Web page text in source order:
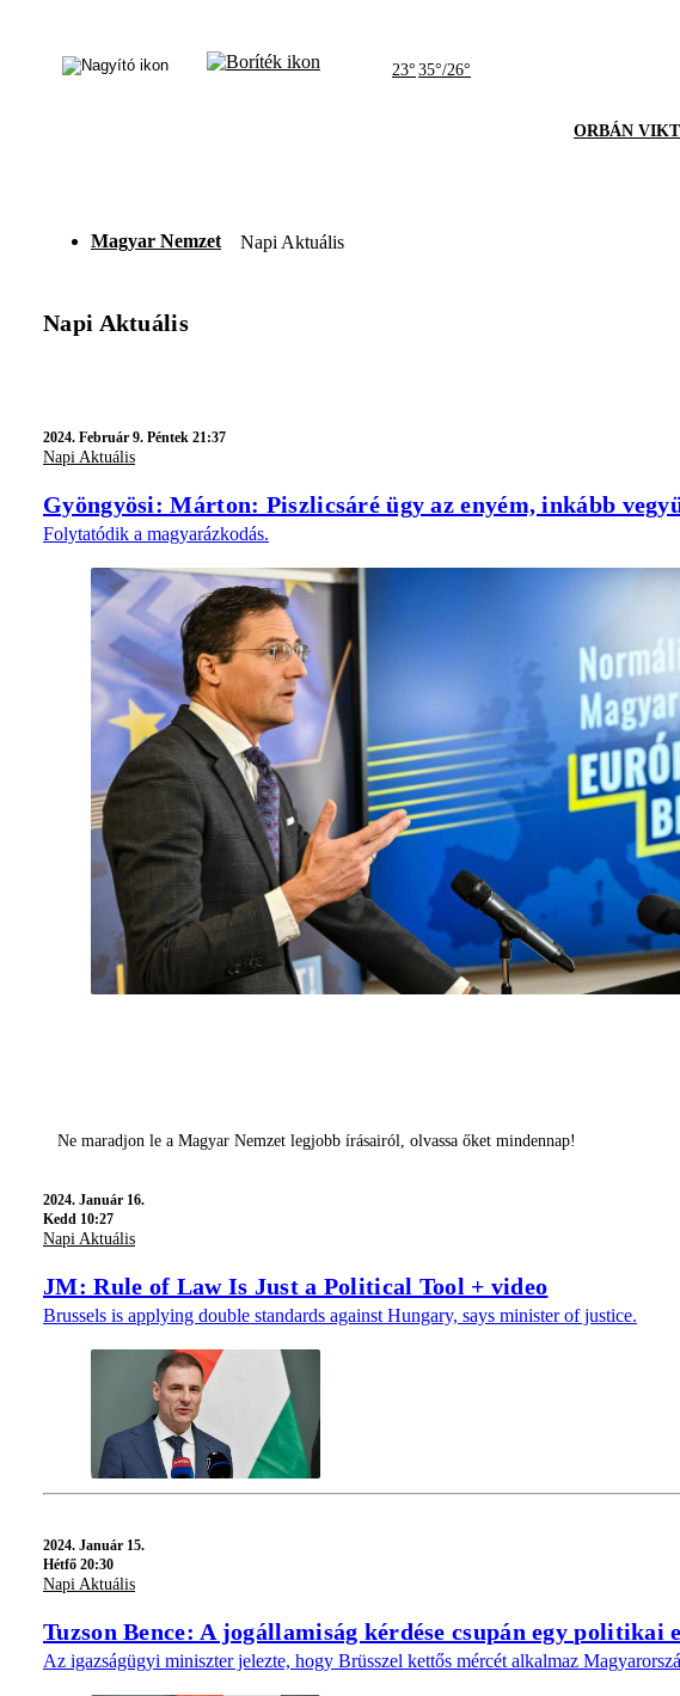
23° 35°/26°
ORBÁN
Magyar Nemzet Napi Aktuális
Napi Aktuális
2024. Február 9. Péntek 21:37
Napi Aktuális
Gyöngyösi: Márton: Piszlicsáré ügy az enyém, inkább
Folytatódik a magyarázkodás.
Ne maradjon le a Magyar Nemzet legjobb írásairól, olvassa őket mindennap!
2024. Január 16.
Kedd 10:27
Napi Aktuális
JM: Rule of Law Is Just a Political Tool + video
Brussels is applying double standards against Hungary, says minister of justice.
2024. Január 15.
Hétfő 20:30
Napi Aktuális
Tuzson Bence: A jogállamiság kérdése csupán egy politikai
Az igazságügyi miniszter jelezte, hogy Brüsszel kettős mércét alkalmaz